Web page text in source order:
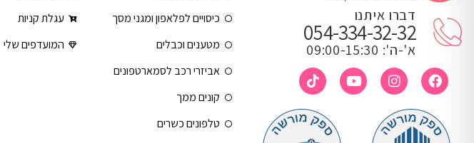
דברו איתנו
054-334-32-32
א'-ה': 09:00-15:30
כיסויים לפלאפון ומגני מסך
מטענים וכבלים
אביזרי רכב לסמארטפונים
קונים ממך
טלפונים כשרים
עגלת קניות
המועדפים שלי